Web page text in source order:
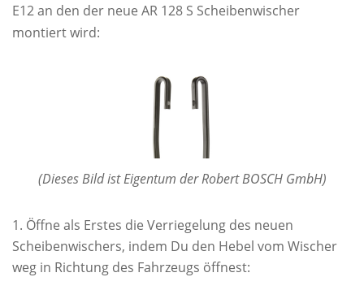
E12 an den der neue AR 128 S Scheibenwischer
montiert wird:
(Dieses Bild ist Eigentum der Robert BOSCH GmbH)
Öffne als Erstes die Verriegelung des neuen
Scheibenwischers, indem Du den Hebel vom Wischer
weg in Richtung des Fahrzeugs öffnest: